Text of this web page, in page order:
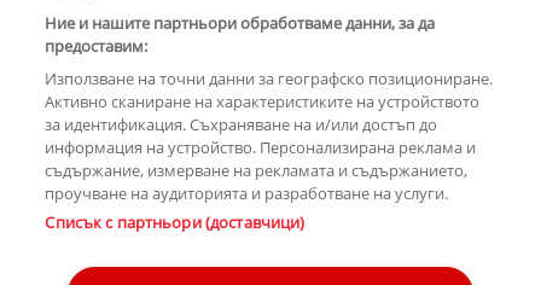
Този уебсайт е собственост на Sportal Media Group
Ние и нашите партньори обработваме данни, за да
предоставим:
Използване на точни данни за географско позициониране.
Активно сканиране на характеристиките на устройството
за идентификация. Съхраняване на и/или достъп до
информация на устройство. Персонализирана реклама и
съдържание, измерване на рекламата и съдържанието,
проучване на аудиторията и разработване на услуги.
Списък с партньори (доставчици)